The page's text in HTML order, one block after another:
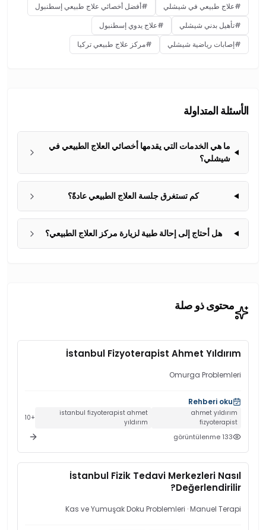
#علاج طبيعي في شيشلي #أفضل أخصائي علاج طبيعي إسطنبول
#تأهيل بدني شيشلي #علاج يدوي إسطنبول
#إصابات رياضية شيشلي #مركز علاج طبيعي تركيا
الأسئلة المتداولة
ما هي الخدمات التي يقدمها أخصائي العلاج الطبيعي في
شيشلي؟
كم تستغرق جلسة العلاج الطبيعي عادةً؟
هل أحتاج إلى إحالة طبية لزيارة مركز العلاج الطبيعي؟
محتوى ذو صلة
İstanbul Fizyoterapist Ahmet Yıldırım
Omurga Problemleri
Rehberi oku
ahmet yıldırım
fizyoterapist
istanbul fizyoterapist ahmet
yıldırım
+
10
133
görüntülenme
İstanbul Fizik Tedavi Merkezleri Nasıl
Değerlendirilir?
Kas ve Yumuşak Doku Problemleri · Manuel Terapi